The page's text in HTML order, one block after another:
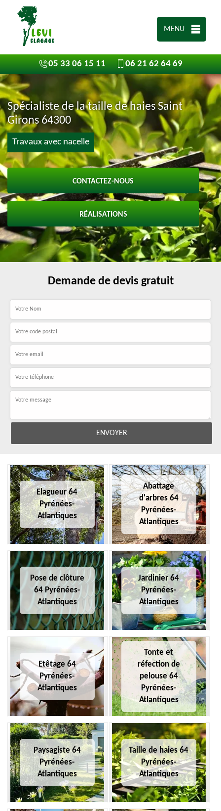
MENU
05 33 06 15 11 06 21 62 64 69
Spécialiste de la taille de haies Saint
Girons 64300
Travaux avec nacelle
CONTACTEZ-NOUS
RÉALISATIONS
Demande de devis gratuit
Elagueur 64
Pyrénées-
Atlantiques
Abattage
d'arbres 64
Pyrénées-
Atlantiques
Pose de clôture
64 Pyrénées-
Atlantiques
Jardinier 64
Pyrénées-
Atlantiques
Etêtage 64
Pyrénées-
Atlantiques
Tonte et
réfection de
pelouse 64
Pyrénées-
Atlantiques
Paysagiste 64
Pyrénées-
Atlantiques
Taille de haies 64
Pyrénées-
Atlantiques